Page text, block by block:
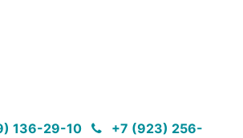
136-29-10
+7 (923) 256-